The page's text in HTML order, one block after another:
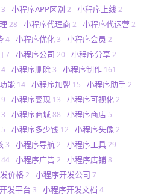
3 小程序APP区别 2 小程序上线 2
28 小程序代理商2 小程序代运营2
4 小程序优化 3 小程序会员 2
7 小程序公司 20 小程序分享2
4 小程序删除 3 小程序制作 161
能 14 小程序加盟 15 小程序助手2
9 小程序变现 13 小程序可视化2
3 小程序商城88 小程序商店 5
5 小程序多少钱 12 小程序头像 2
3 小程序导航2 小程序工具29
44 小程序广告2 小程序店铺8
价格2 小程序开发公司 7
发平台 3 小程序开发文档 4